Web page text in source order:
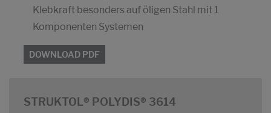
Klebkraft besonders auf öligen Stahl mit 1
Komponenten Systemen
DOWNLOAD PDF
STRUKTOL® POLYDIS® 3614